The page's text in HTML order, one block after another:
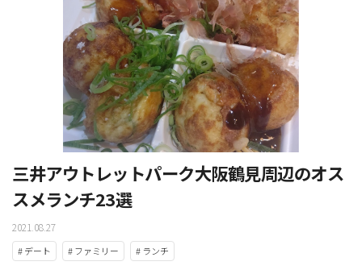
三井アウトレットパーク大阪鶴見周辺のオス
スメランチ23選
2021.08.27
# デート # ファミリー # ランチ